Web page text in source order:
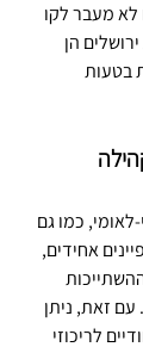
לא מעבר לקו
הן
בטעות
כמו גם
אחידים,
עם זאת, ניתן
לריכוזי